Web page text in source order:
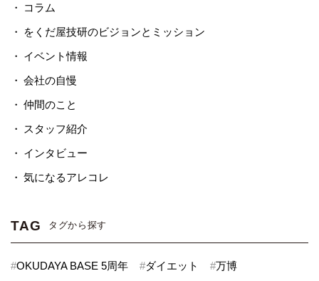
コラム
をくだ屋技研のビジョンとミッション
イベント情報
会社の自慢
仲間のこと
スタッフ紹介
インタビュー
気になるアレコレ
TAG タグから探す
#OKUDAYA BASE 5周年 #ダイエット #万博